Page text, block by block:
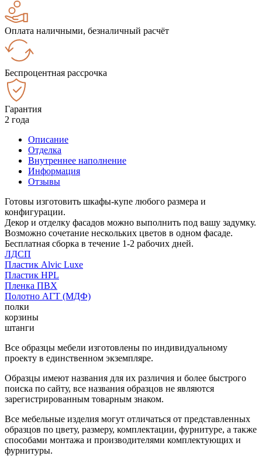
Оплата наличными, безналичный расчёт
Беспроцентная рассрочка
Гарантия
2 года
Описание
Отделка
Внутреннее наполнение
Информация
Отзывы
Готовы изготовить шкафы-купе любого размера и
конфигурации.
Декор и отделку фасадов можно выполнить под вашу задумку.
Возможно сочетание нескольких цветов в одном фасаде.
Бесплатная сборка в течение 1-2 рабочих дней.
ЛДСП
Пластик Alvic Luxe
Пластик HPL
Пленка ПВХ
Полотно АГТ (МДФ)
полки
корзины
штанги
Все образцы мебели изготовлены по индивидуальному
проекту в единственном экземпляре.
Образцы имеют названия для их различия и более быстрого
поиска по сайту, все названия образцов не являются
зарегистрированным товарным знаком.
Все мебельные изделия могут отличаться от представленных
образцов по цвету, размеру, комплектации, фурнитуре, а также
способами монтажа и производителями комплектующих и
фурнитуры.